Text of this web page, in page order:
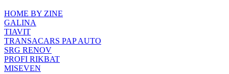
HOME BY ZINE
GALINA
TIAVIT
TRANSACARS PAP AUTO
SRG RENOV
PROFI RIKBAT
MISEVEN